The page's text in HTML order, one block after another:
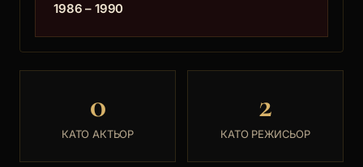
1986 – 1990
0
КАТО АКТЬОР
2
КАТО РЕЖИСЬОР